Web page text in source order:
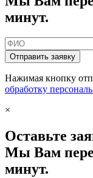
минут.
Отправить заявку
Нажимая кнопку
обработку
×
Оставьте
Мы Вам
минут.